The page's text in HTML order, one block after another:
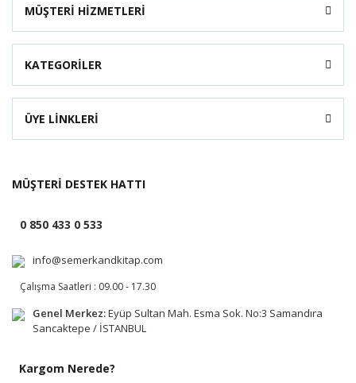
MÜŞTERİ HİZMETLERİ
KATEGORİLER
ÜYE LİNKLERİ
MÜŞTERİ DESTEK HATTI
0 850 433 0 533
info@semerkandkitap.com
Çalışma Saatleri : 09.00 - 17.30
Genel Merkez:Eyüp Sultan Mah. Esma Sok. No:3 Samandıra
Sancaktepe / İSTANBUL
Kargom Nerede?